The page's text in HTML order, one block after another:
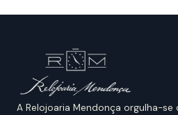
A Relojoaria Mendonça orgulha-